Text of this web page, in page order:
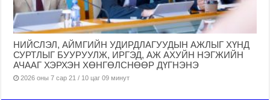
НИЙСЛЭЛ, АЙМГИЙН УДИРДЛАГУУДЫН АЖЛЫГ ХҮНД
СУРТЛЫГ БУУРУУЛЖ, ИРГЭД, АЖ АХУЙН НЭГЖИЙН
АЧААГ ХЭРХЭН ХӨНГӨЛСНӨӨР ДҮГНЭНЭ
2026 оны 7 сар 21 / 10 цаг 09 минут